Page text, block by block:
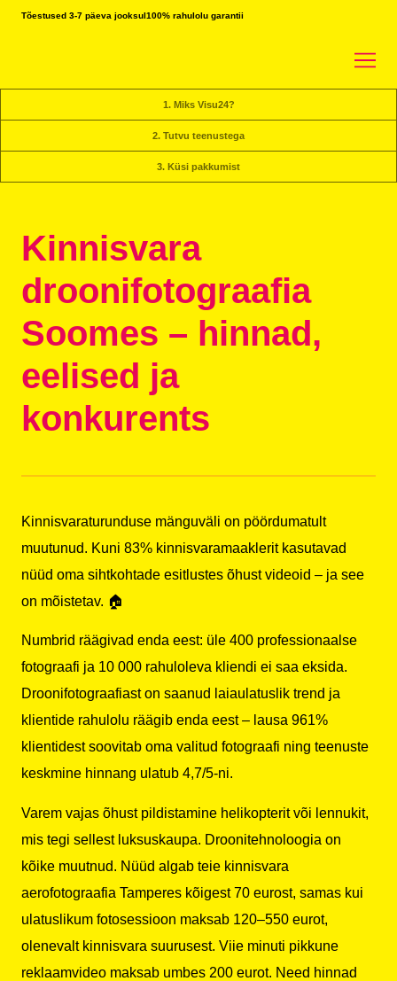
Tõestused 3-7 päeva jooksul100% rahulolu garantii
1. Miks Visu24?
2. Tutvu teenustega
3. Küsi pakkumist
Kinnisvara
droonifotograafia
Soomes – hinnad,
eelised ja
konkurents
Kinnisvaraturunduse mänguväli on pöördumatult
muutunud. Kuni 83% kinnisvaramaakleritkasutavad
nüüd oma sihtkohtade esitlustes õhust videoid – ja see
on mõistetav. 🏠
Numbrid räägivad enda eest: üle 400 professionaalse
fotograafi ja 10 000 rahuloleva kliendi ei saa eksida.
Droonifotograafiast on saanud laiaulatuslik trend ja
klientide rahulolu räägib enda eest – lausa 961%
klientidest soovitab oma valitud fotograafi ning teenuste
keskmine hinnang ulatub 4,7/5-ni.
Varem vajas õhust pildistamine helikopterit või lennukit,
mis tegi sellest luksuskaupa. Droonitehnoloogia on
kõike muutnud. Nüüd algab teie kinnisvara
aerofotograafia Tamperes kõigest 70 eurost, samas kui
ulatuslikum fotosessioon maksab 120–550 eurot,
olenevalt kinnisvara suurusest. Viie minuti pikkune
reklaamvideo maksab umbes 200 eurot. Need hinnad